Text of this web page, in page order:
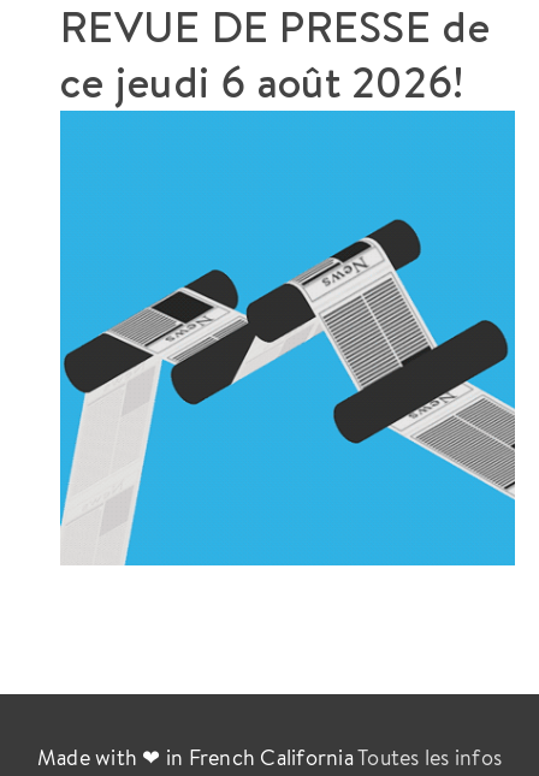
REVUE DE PRESSE de
ce jeudi 6 août 2026!
Made with ❤ in French CaliforniaToutes les infos